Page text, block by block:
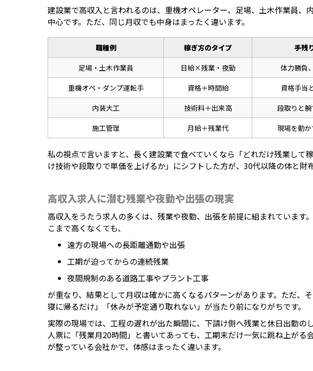
建設業で高収入と言われるのは、重機オペレーター、足場、土木作業員、
中心です。ただ、同じ月収でも中身はまったく違います。
職種例 稼ぎ方のタイプ 手残
足場・土木作業員 日給×残業・夜勤 体力勝負
重機オペ・ダンプ運転手 資格＋時間給 資格手当
内装大工 技術料＋出来高 段取りと
施工管理 月給＋残業代 現場を動
私の視点で言いますと、長く建設業で食べていくなら「どれだけ残業して
け技術や段取りで単価を上げるか」にシフトした方が、30代以降の体と財
高収入求人に潜む残業や夜勤や出張の現実
高収入をうたう求人の多くは、残業や夜勤、出張を前提に組まれています
こまで高くなくても、
遠方の現場への長距離通勤や出張
工期が迫ってからの連続残業
夜間規制のある道路工事やプラント工事
が重なり、結果として月収は確かに高くなるパターンがあります。ただ、
寝に帰るだけ」「休みが予定通り取れない」が当たり前になりがちです。
実際の現場では、工程の遅れが出た瞬間に、下請け側へ残業と休日出勤の
人票に「残業月20時間」と書いてあっても、工期末だけ一気に跳ね上がる
が整っている会社かで、体感はまったく違います。